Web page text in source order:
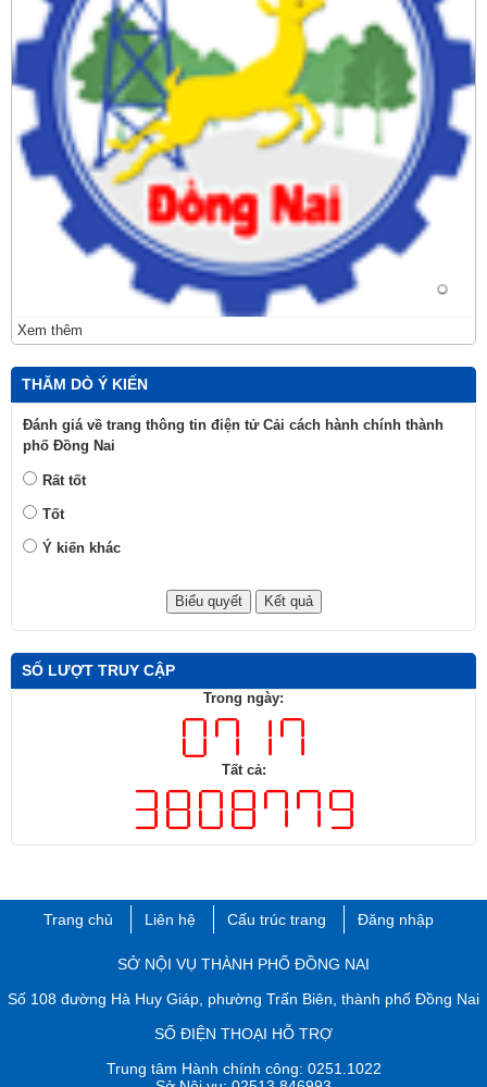
Xem thêm
THĂM DÒ Ý KIẾN
Đánh giá về trang thông tin điện tử Cải cách hành chính thành
phố Đồng Nai
Rất tốt
Tốt
Ý kiến khác
SỐ LƯỢT TRUY CẬP
Trong ngày:
Tất cả:
Trang chủ Liên hệ Cấu trúc trang Đăng nhập
​SỞ NỘI VỤ THÀNH PHỐ ĐỒNG NAI
Số 108 đường Hà Huy Giáp, phường Trấn Biên, thành phố ​Đồng Nai
SỐ ĐIỆN THOẠI HỖ TRỢ
Trung tâm Hành chính công: 0251.1022